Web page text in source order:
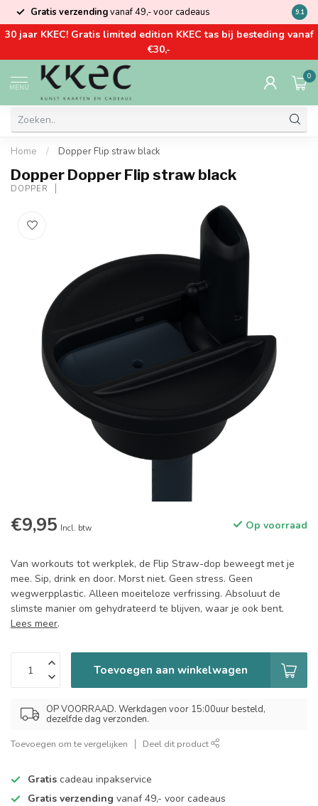
Gratis verzendingvanaf 49,- voor cadeaus Kom
9.1
30 jaar KKEC! Gratis limited edition KKEC tas bij besteding vanaf
€30,-
MENU
0
Home / Dopper Flip straw black
Dopper Dopper Flip straw black
DOPPER
€9,95 Incl. btw Op voorraad
Van workouts tot werkplek, de Flip Straw-dop beweegt met je
mee. Sip, drink en door. Morst niet. Geen stress. Geen
wegwerpplastic. Alleen moeiteloze verfrissing. Absoluut de
slimste manier om gehydrateerd te blijven, waar je ook bent.
Lees meer.
Toevoegen aan winkelwagen
OP VOORRAAD. Werkdagen voor 15:00uur besteld,
dezelfde dag verzonden.
Toevoegen om te vergelijken Deel dit product
Gratis cadeau inpakservice
Gratis verzending vanaf 49,- voor cadeaus